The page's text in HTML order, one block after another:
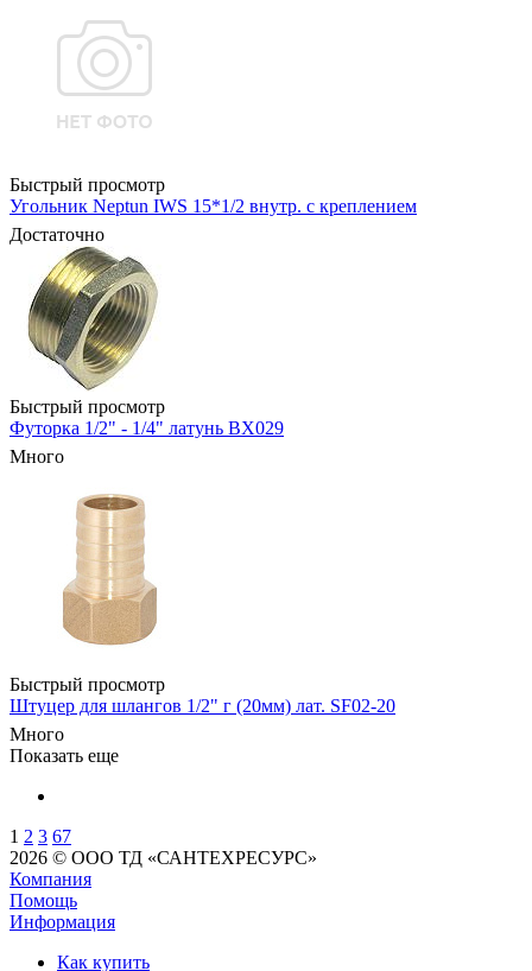
Быстрый просмотр
Угольник Neptun IWS 15*1/2 внутр. с креплением
Достаточно
Быстрый просмотр
Футорка 1/2" - 1/4" латунь BX029
Много
Быстрый просмотр
Штуцер для шлангов 1/2" г (20мм) лат. SF02-20
Много
Показать еще
1 2 3 67
2026 © ООО ТД «САНТЕХРЕСУРС»
Компания
Помощь
Информация
Как купить